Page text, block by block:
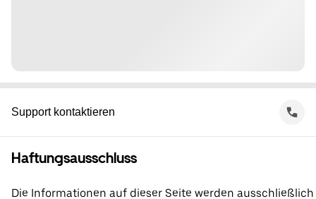
Support kontaktieren
Haftungsausschluss
Die Informationen auf dieser Seite werden ausschließlich